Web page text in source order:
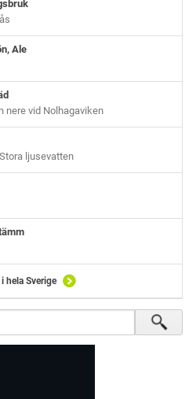
Ale
nere vid Nolhagaviken
ljusevatten
hela Sverige